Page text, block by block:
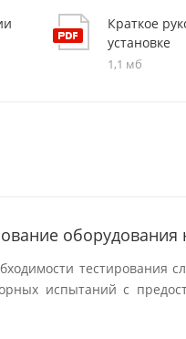
Краткое
установке
1,1 мб
оборудования
тестирования
испытаний с